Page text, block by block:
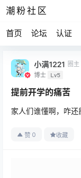
潮粉社区
首页 论坛 认证
小满1221 圈主
博士 Lv5
提前开学的痛苦
家人们谁懂啊，咋
赞 0 收藏